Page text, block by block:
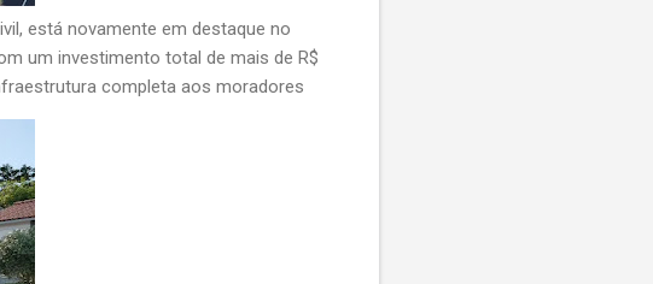
está novamente em destaque no
um investimento total de mais de R$
completa aos moradores